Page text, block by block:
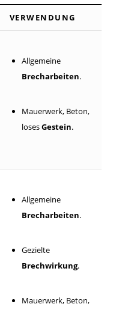
VERWENDUNG
Allgemeine
Brecharbeiten.
Mauerwerk, Beton,
losesGestein.
Allgemeine
Brecharbeiten.
Gezielte
Brechwirkung.
Mauerwerk, Beton,